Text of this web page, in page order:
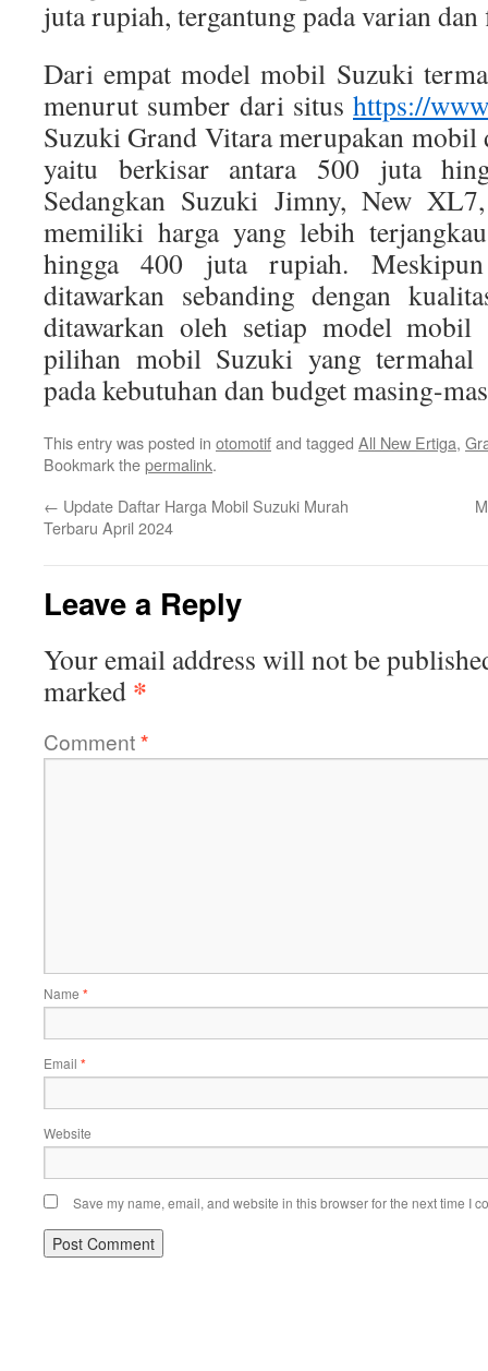
juta rupiah, tergantung pada varian
Dari empat model mobil Suzuki
menurut sumber dari situs https://
Suzuki Grand Vitara merupakan mobil
yaitu berkisar antara 500 juta
Sedangkan Suzuki Jimny, New
memiliki harga yang lebih
hingga 400 juta rupiah.
ditawarkan sebanding dengan
ditawarkan oleh setiap model mobil
pilihan mobil Suzuki yang termahal
pada kebutuhan dan budget masing-
This entry was posted in otomotifand tagged All New Ertiga,
Bookmark thepermalink.
← Update Daftar Harga Mobil Suzuki Murah
Terbaru April 2024
Leave a Reply
Your email address will not be
marked *
Comment*
Name *
Email *
Website
Save my name, email, and website in this browser for the next time I